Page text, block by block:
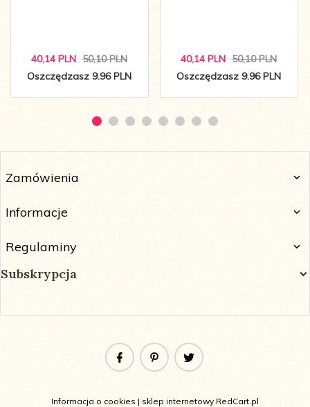
40,14 PLN 50,10 PLN
Oszczędzasz 9.96 PLN
40,14 PLN 50,10 PLN
Oszczędzasz 9.96 PLN
Zamówienia
Informacje
Regulaminy
Subskrypcja
Informacja o cookies | sklep internetowy RedCart.pl